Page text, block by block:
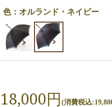
色：オルランド・ネイビー
18,000円 (消費税込